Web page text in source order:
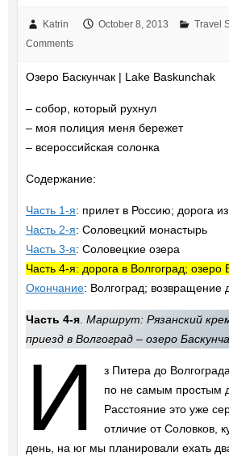
Katrin October 8, 2013 Travel
Comments
Озеро Баскунчак | Lake Baskunchak
– собор, который рухнул
– моя полиция меня бережет
– всероссийская солонка
Содержание:
Часть 1-я: прилет в Россию; дорога
Часть 2-я: Соловецкий монастырь
Часть 3-я: Соловецкие озера
Часть 4-я: дорога в Волгоград; озеро
Окончание: Волгоград; возвращение
Часть 4-я. Маршрут: Рязанский
приезд в Волгоград – озеро
И
з Питера до
по не самым простым
Расстояние это уже
отличие от Соловков,
день, на юг мы планировали ехать